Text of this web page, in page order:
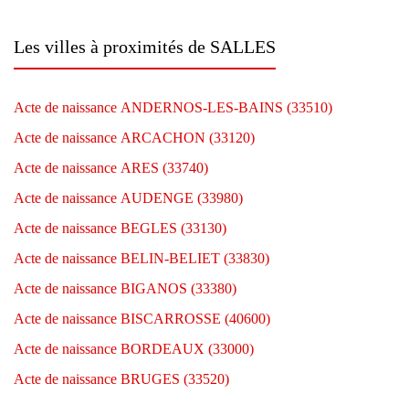
Les villes à proximités de SALLES
Acte de naissance ANDERNOS-LES-BAINS (33510)
Acte de naissance ARCACHON (33120)
Acte de naissance ARES (33740)
Acte de naissance AUDENGE (33980)
Acte de naissance BEGLES (33130)
Acte de naissance BELIN-BELIET (33830)
Acte de naissance BIGANOS (33380)
Acte de naissance BISCARROSSE (40600)
Acte de naissance BORDEAUX (33000)
Acte de naissance BRUGES (33520)